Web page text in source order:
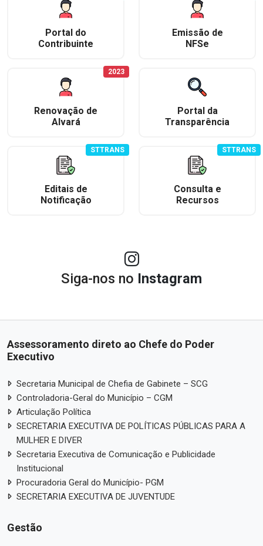
Portal do
Contribuinte
Emissão de
NFSe
Renovação de
Alvará
2023
Portal da
Transparência
Editais de
Notificação
STTRANS
Consulta e
Recursos
STTRANS
Siga-nos no Instagram
Assessoramento direto ao Chefe do Poder
Executivo
Secretaria Municipal de Chefia de Gabinete – SCG
Controladoria-Geral do Município – CGM
Articulação Política
SECRETARIA EXECUTIVA DE POLÍTICAS PÚBLICAS PARA A
MULHER E DIVER
Secretaria Executiva de Comunicação e Publicidade
Institucional
Procuradoria Geral do Município- PGM
SECRETARIA EXECUTIVA DE JUVENTUDE
Gestão